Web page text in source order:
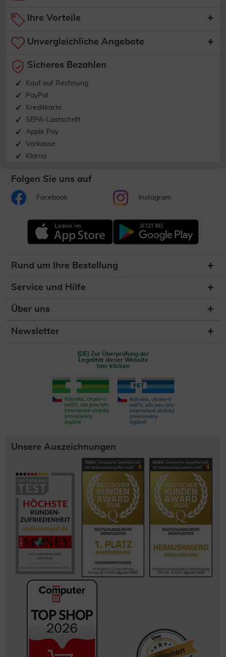
Ihre Vorteile
Unvergleichliche Angebote
Sicheres Bezahlen
Kauf auf Rechnung
PayPal
Kreditkarte
SEPA-Lastschrift
Apple Pay
Vorkasse
Klarna
Folgen Sie uns auf
Facebook Instagram
Rund um Ihre Bestellung
Service und Hilfe
Über uns
Newsletter
(DE) Zur Überprüfung der
Legalität dieser Website
hier klicken
Unsere Auszeichnungen